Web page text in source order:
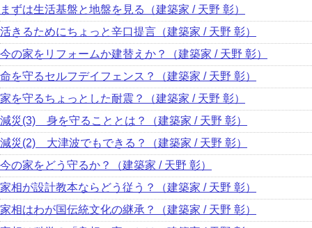
まずは生活基盤と地盤を見る（建築家 / 天野 彰）
活きるためにちょっと辛口提言（建築家 / 天野 彰）
今の家をリフォームか建替えか？（建築家 / 天野 彰）
命を守るセルフデイフェンス？（建築家 / 天野 彰）
家を守るちょっとした耐震？（建築家 / 天野 彰）
減災(3) 身を守ることとは？（建築家 / 天野 彰）
減災(2) 大津波でもできる？（建築家 / 天野 彰）
今の家をどう守るか？（建築家 / 天野 彰）
家相が設計教本ならどう従う？（建築家 / 天野 彰）
家相はわが国伝統文化の継承？（建築家 / 天野 彰）